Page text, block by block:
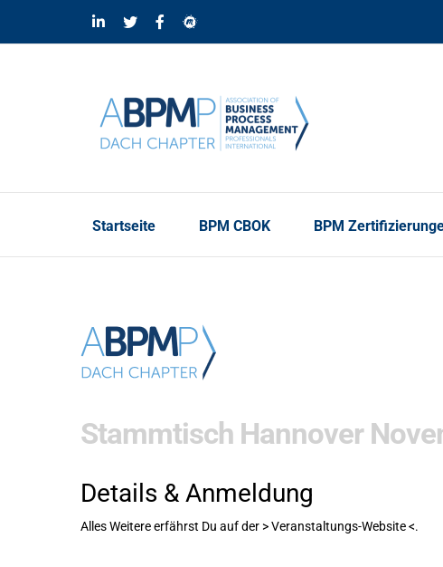
LinkedIn
TwitterFacebookMeetup
Startseite BPM CBOK BPM
Stammtisch Hannover
Details & Anmeldung
Alles Weitere erfährst Du auf der > Veranstaltungs-Website <.